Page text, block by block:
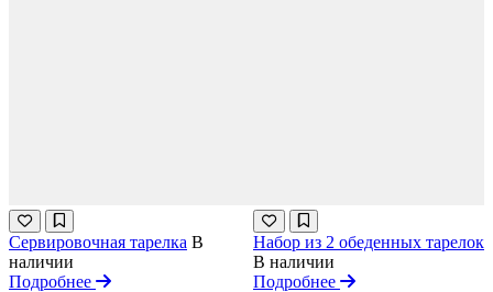
Сервировочная тарелка В
наличии
Подробнее
Набор из 2 обеденных тарелок
В наличии
Подробнее